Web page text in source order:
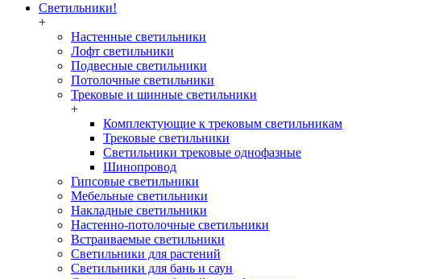
Светильники!
+
Настенные светильники
Лофт светильники
Подвесные светильники
Потолочные светильники
Трековые и шинные светильники
+
Комплектующие к трековым светильникам
Трековые светильники
Светильники трековые однофазные
Шинопровод
Гипсовые светильники
Мебельные светильники
Накладные светильники
Настенно-потолочные светильники
Встраиваемые светильники
Светильники для растений
Светильники для бань и саун